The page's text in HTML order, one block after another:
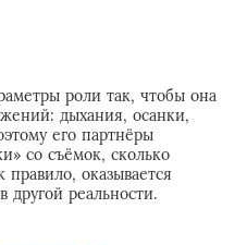
роли так, чтобы она
дыхания, осанки,
его партнёры
со съёмок, сколько
оказывается
реальности.